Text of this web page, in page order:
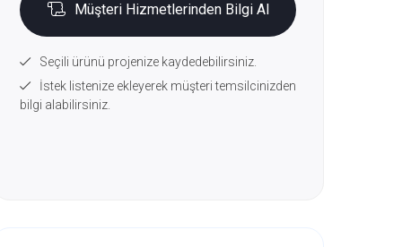
Müşteri Hizmetlerinden Bilgi Al
Seçili ürünü projenize kaydedebilirsiniz.
İstek listenize ekleyerek müşteri temsilcinizden
bilgi alabilirsiniz.